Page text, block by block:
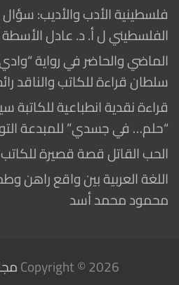
فلسطينية الأدب والأديب:
الفلسطيني ل أ. د. عادل الأسطة
الماضي والحاضر في رواية “وادي
سلطان قراءة للكاتب والناقد
قراءة نقدية انطباعية للكاتبة
“حلم… في جسدي” للمبدعة
الحب القاتل قصة قصيرة
اللغة العربية بين واقع راهن
محمود محمد أسد
Copyright © 2026